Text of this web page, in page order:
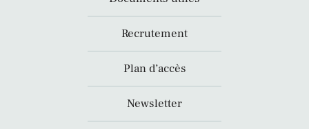
Recrutement
Plan d’accès
Newsletter